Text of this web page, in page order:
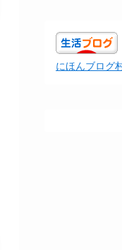
にほんブログ